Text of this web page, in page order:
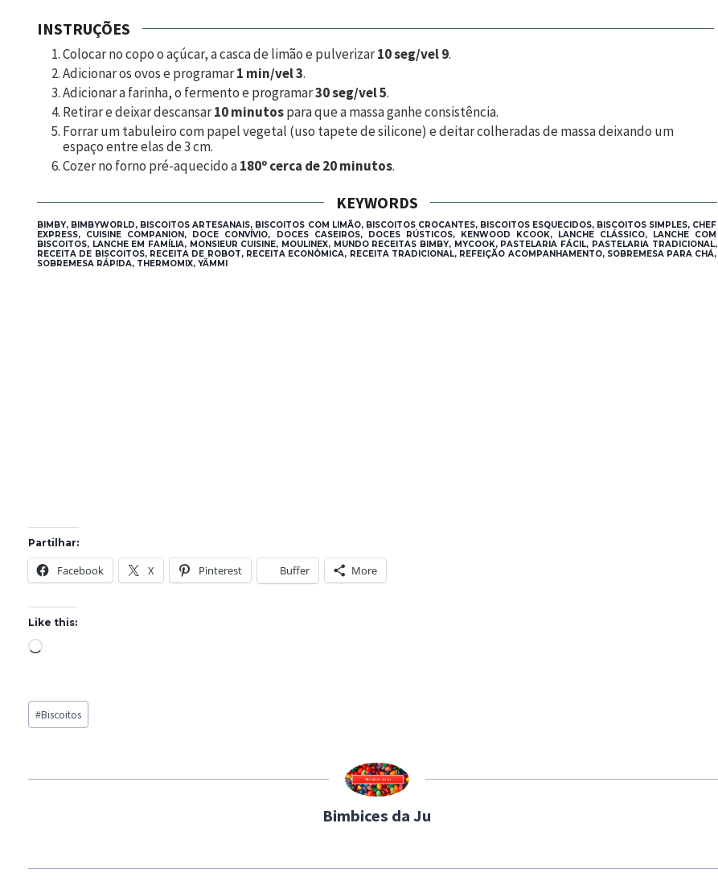
INSTRUÇÕES
Colocar no copo o açúcar, a casca de limão e pulverizar10 seg/vel 9.
Adicionar os ovos e programar1 min/vel 3.
Adicionar a farinha, o fermento e programar30 seg/vel 5.
Retirar e deixar descansar10 minutospara que a massa ganhe consistência.
Forrar um tabuleiro com papel vegetal (uso tapete de silicone) e deitar colheradas de massa deixando um
espaço entre elas de 3 cm.
Cozer no forno pré-aquecido a180º cerca de 20 minutos.
KEYWORDS
BIMBY, BIMBYWORLD, BISCOITOS ARTESANAIS, BISCOITOS COM LIMÃO, BISCOITOS CROCANTES, BISCOITOS ESQUECIDOS, BISCOITOS SIMPLES, CHEF
EXPRESS, CUISINE COMPANION, DOCE CONVÍVIO, DOCES CASEIROS, DOCES RÚSTICOS, KENWOOD KCOOK, LANCHE CLÁSSICO, LANCHE COM
BISCOITOS, LANCHE EM FAMÍLIA, MONSIEUR CUISINE, MOULINEX, MUNDO RECEITAS BIMBY, MYCOOK, PASTELARIA FÁCIL, PASTELARIA TRADICIONAL,
RECEITA DE BISCOITOS, RECEITA DE ROBOT, RECEITA ECONÔMICA, RECEITA TRADICIONAL, REFEIÇÃO ACOMPANHAMENTO, SOBREMESA PARA CHÁ,
SOBREMESA RÁPIDA, THERMOMIX, YÄMMI
Partilhar:
Facebook X Pinterest Buffer More
Like this:
L
d
i
g
Post
Tags:
#Biscoitos
Bimbices da Ju